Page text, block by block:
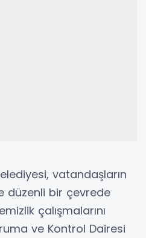
vatandaşların
düzenli bir çevrede
çalışmalarını
ve Kontrol Dairesi